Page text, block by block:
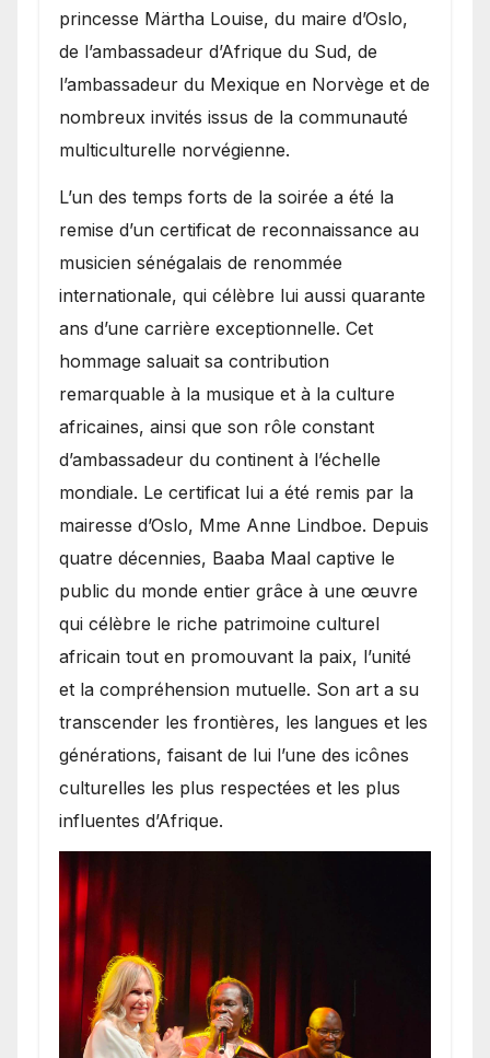
princesse Märtha Louise, du maire d’Oslo,
de l’ambassadeur d’Afrique du Sud, de
l’ambassadeur du Mexique en Norvège et de
nombreux invités issus de la communauté
multiculturelle norvégienne.
​L’un des temps forts de la soirée a été la
remise d’un certificat de reconnaissance au
musicien sénégalais de renommée
internationale, qui célèbre lui aussi quarante
ans d’une carrière exceptionnelle. Cet
hommage saluait sa contribution
remarquable à la musique et à la culture
africaines, ainsi que son rôle constant
d’ambassadeur du continent à l’échelle
mondiale. Le certificat lui a été remis par la
mairesse d’Oslo, Mme Anne Lindboe. Depuis
quatre décennies, Baaba Maal captive le
public du monde entier grâce à une œuvre
qui célèbre le riche patrimoine culturel
africain tout en promouvant la paix, l’unité
et la compréhension mutuelle. Son art a su
transcender les frontières, les langues et les
générations, faisant de lui l’une des icônes
culturelles les plus respectées et les plus
influentes d’Afrique.